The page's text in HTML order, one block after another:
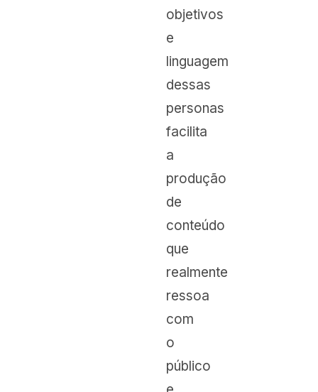
objetivos
e
linguagem
dessas
personas
facilita
a
produção
de
conteúdo
que
realmente
ressoa
com
o
público